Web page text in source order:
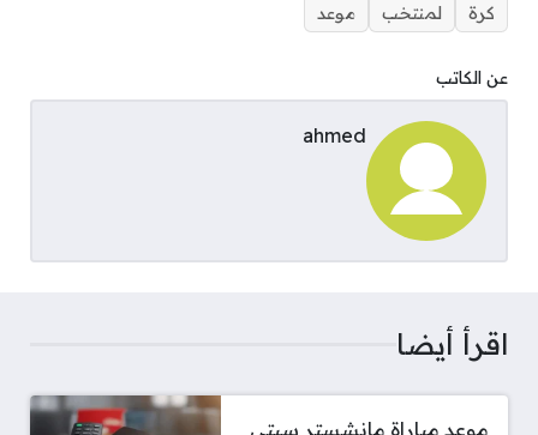
كرة
لمنتخب موعد
عن الكاتب
ahmed
اقرأ أيضا
موعد مباراة مانشستر سيتي